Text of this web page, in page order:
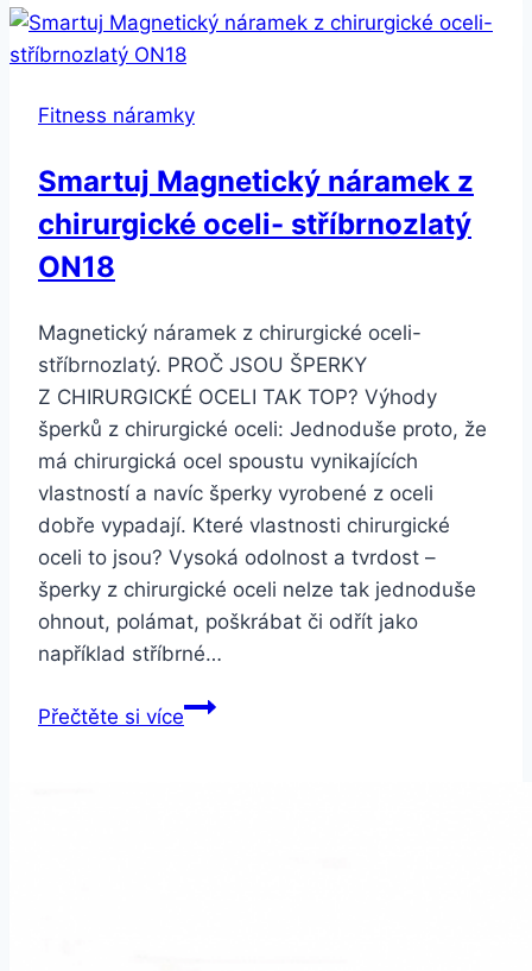
H8
SMW47
Stříbrná
Fitness náramky
Smartuj Magnetický náramek z
chirurgické oceli- stříbrnozlatý
ON18
Magnetický náramek z chirurgické oceli-
stříbrnozlatý. PROČ JSOU ŠPERKY
Z CHIRURGICKÉ OCELI TAK TOP? Výhody
šperků z chirurgické oceli: Jednoduše proto, že
má chirurgická ocel spoustu vynikajících
vlastností a navíc šperky vyrobené z oceli
dobře vypadají. Které vlastnosti chirurgické
oceli to jsou? Vysoká odolnost a tvrdost –
šperky z chirurgické oceli nelze tak jednoduše
ohnout, polámat, poškrábat či odřít jako
například stříbrné…
Přečtěte si víceSmartuj